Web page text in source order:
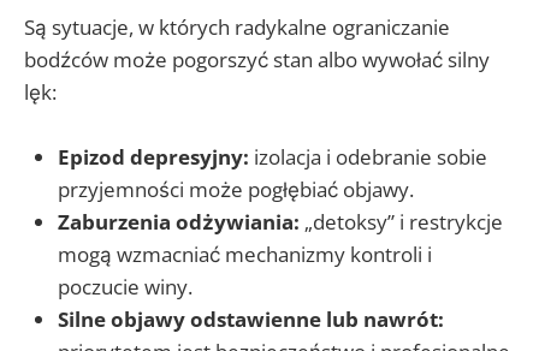
Są sytuacje, w których radykalne ograniczanie
bodźców może pogorszyć stan albo wywołać silny
lęk:
Epizod depresyjny: izolacja i odebranie sobie
przyjemności może pogłębiać objawy.
Zaburzenia odżywiania: „detoksy” i restrykcje
mogą wzmacniać mechanizmy kontroli i
poczucie winy.
Silne objawy odstawienne lub nawrót: